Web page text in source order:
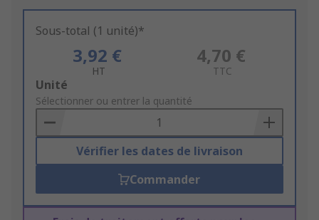
Sous-total (1 unité)*
3,92 €
HT
4,70 €
TTC
Add
to
Basket
Unité
Sélectionner ou entrer la quantité
Vérifier les dates de livraison
Commander